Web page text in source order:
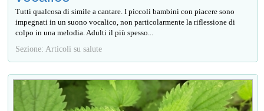
Tutti qualcosa di simile a cantare. I piccoli bambini con piacere sono
impegnati in un suono vocalico, non particolarmente la riflessione di
colpo in una melodia. Adulti il più spesso...
Sezione: Articoli su salute